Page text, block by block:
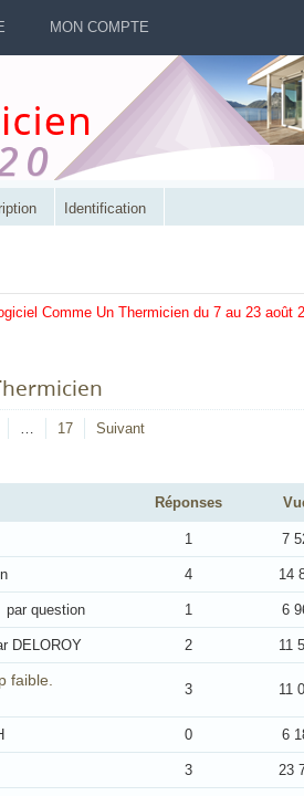
MON COMPTE
Identification
Comme Un Thermicien du 7 au 23
… 17 Suivant
Réponses
1 7
4 14
par question 1 6
DELOROY 2 11
faible.
3 11
0 6
3 23